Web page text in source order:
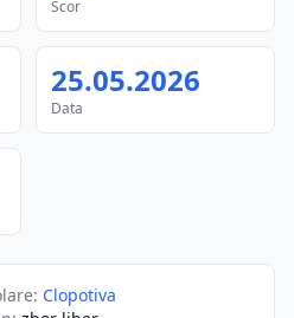
Scor
25.05.2026
Data
: Clopotiva